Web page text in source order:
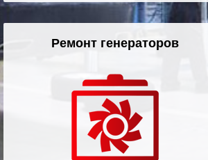
Ремонт генераторов